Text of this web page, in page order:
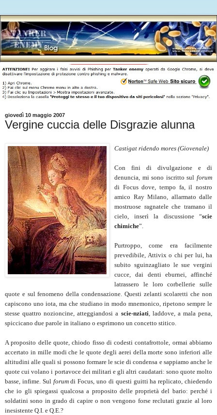
giovedì 10 maggio 2007
Vergine cuccia delle Disgrazie alunna
Castigat ridendo mores (Giovenale)
Con fini di divulgazione e di
denuncia, mi sono iscritto sul forum
di Focus dove, tempo fa, il nostro
amico Ray Milano, allarmato dalle
mostruose ragnatele che tramano il
cielo, inserì la discussione “scie
chimiche”.
Purtroppo, come era facilmente
prevedibile, Attivix o chi per lui, ha
subito sguinzagliato le sue vergini
cucce, dai denti eburnei, affinché
latrassero le loro corbellerie sulle
quote e sul fenomeno della condensazione. Questi zelanti scolaretti che non
capiscono uno iota, ma che studiano in modo mnemonico, ripetono sempre le
stesse quattro nozioncine, atteggiandosi a scie-nziati , laddove, a mala pena,
spiccicano due parole in italiano o esprimono un concetto stitico.
A proposito delle quote, chiodo fisso di codesti contafrottole, ormai abbiamo
accertato in mille modi che le quote degli aerei della morte sono inferiori alle
altitudini alle quali si possono formare le scie di condensa e sappiamo anche le
quote cui volano i portavoce dei militari e gli altri caudatari: sono quote molto
basse, infime. Sul forumdi Focus, uno di questi guitti ha replicato, chiedendo
che io gli spiegassi qualcosa a proposito delle proprietà del bario: perché i
soldatini sono in grado di capire o non vengono forse reclutati grazie al loro
inesistente Q.I. e Q.E.?